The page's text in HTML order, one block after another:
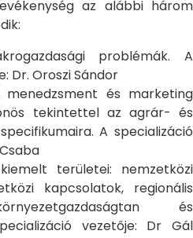
az alábbi három
problémák. A
Dr. Oroszi Sándor
menedzsment és marketing
tekintettel az agrár- és
A specializáció
területei: nemzetközi
kapcsolatok, regionális
és
vezetője: Dr Gál